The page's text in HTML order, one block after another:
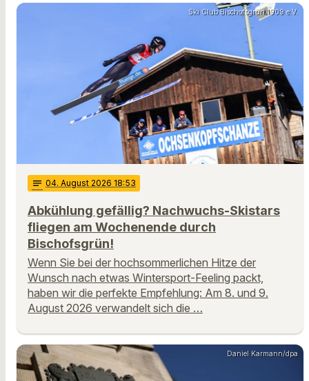
Ski Club Bischofsgrün 1909 e.V.
notes 04. August 2026 18:53
Abkühlung gefällig? Nachwuchs-Skistars
fliegen am Wochenende durch
Bischofsgrün!
Wenn Sie bei der hochsommerlichen Hitze der
Wunsch nach etwas Wintersport-Feeling packt,
haben wir die perfekte Empfehlung: Am 8. und 9.
August 2026 verwandelt sich die …
Daniel Karmann/dpa